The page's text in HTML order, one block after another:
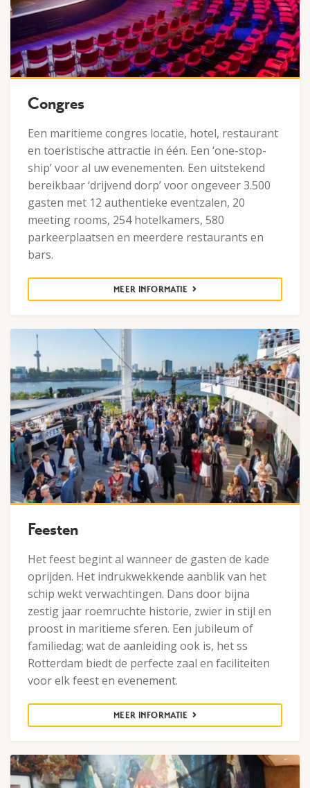
Congres
Een maritieme congres locatie, hotel, restaurant
en toeristische attractie in één. Een ‘one-stop-
ship’ voor al uw evenementen. Een uitstekend
bereikbaar ‘drijvend dorp’ voor ongeveer 3.500
gasten met 12 authentieke eventzalen, 20
meeting rooms, 254 hotelkamers, 580
parkeerplaatsen en meerdere restaurants en
bars.
MEER INFORMATIE
Feesten
Het feest begint al wanneer de gasten de kade
oprijden. Het indrukwekkende aanblik van het
schip wekt verwachtingen. Dans door bijna
zestig jaar roemruchte historie, zwier in stijl en
proost in maritieme sferen. Een jubileum of
familiedag; wat de aanleiding ook is, het ss
Rotterdam biedt de perfecte zaal en faciliteiten
voor elk feest en evenement.
MEER INFORMATIE